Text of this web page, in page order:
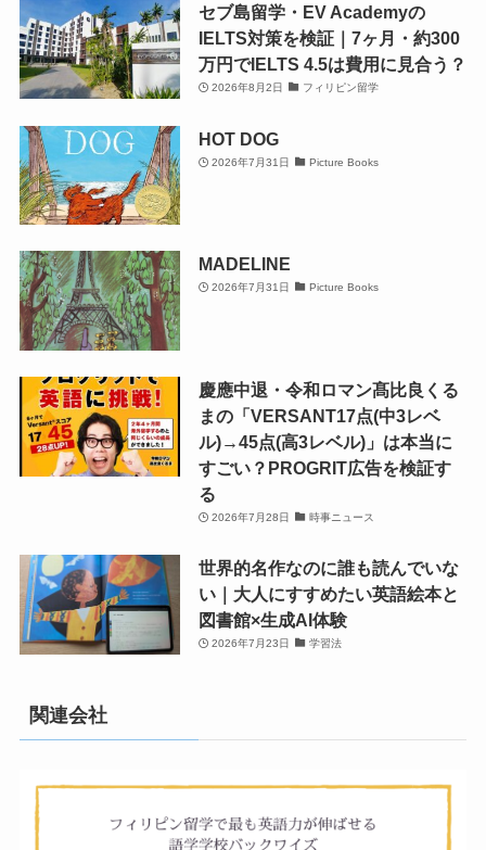
セブ島留学・EV Academyの
IELTS対策を検証｜7ヶ月・約300
万円でIELTS 4.5は費用に見合う？
2026年8月2日 フィリピン留学
HOT DOG
2026年7月31日 Picture Books
MADELINE
2026年7月31日 Picture Books
慶應中退・令和ロマン髙比良くる
まの「VERSANT17点(中3レベ
ル)→45点(高3レベル)」は本当に
すごい？PROGRIT広告を検証す
る
2026年7月28日 時事ニュース
世界的名作なのに誰も読んでいな
い｜大人にすすめたい英語絵本と
図書館×生成AI体験
2026年7月23日 学習法
関連会社